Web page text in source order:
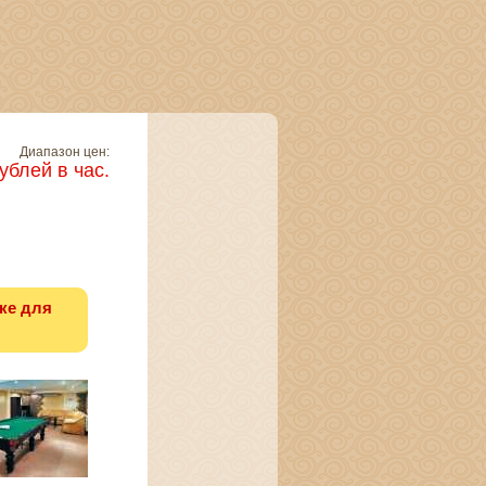
Диапазон цен:
в час.
для